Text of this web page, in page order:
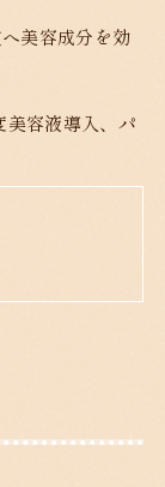
美容成分を効
美容液導入、パ